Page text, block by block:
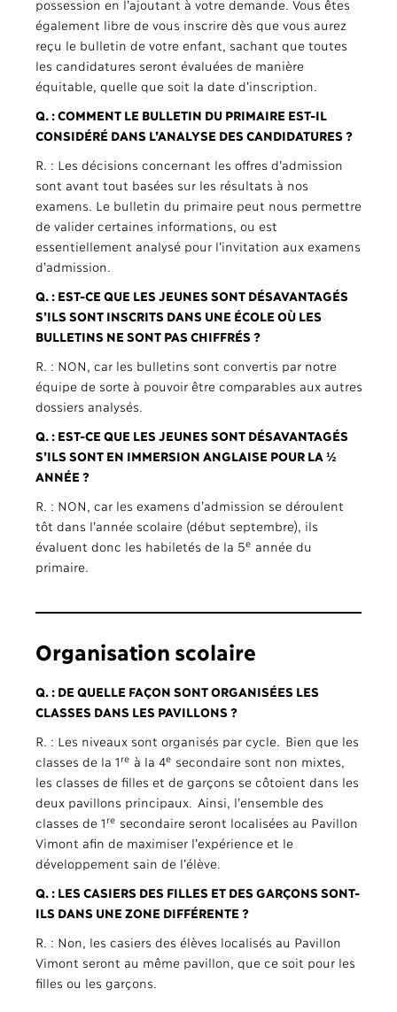
possession en l’ajoutant à votre demande. Vous êtes
également libre de vous inscrire dès que vous aurez
reçu le bulletin de votre enfant, sachant que toutes
les candidatures seront évaluées de manière
équitable, quelle que soit la date d’inscription.
Q. : COMMENT LE BULLETIN DU PRIMAIRE EST-IL
CONSIDÉRÉ DANS L’ANALYSE DES CANDIDATURES ?
R. : Les décisions concernant les offres d’admission
sont avant tout basées sur les résultats à nos
examens. Le bulletin du primaire peut nous permettre
de valider certaines informations, ou est
essentiellement analysé pour l’invitation aux examens
d’admission.
Q. : EST-CE QUE LES JEUNES SONT DÉSAVANTAGÉS
S’ILS SONT INSCRITS DANS UNE ÉCOLE OÙ LES
BULLETINS NE SONT PAS CHIFFRÉS ?
R. : NON, car les bulletins sont convertis par notre
équipe de sorte à pouvoir être comparables aux autres
dossiers analysés.
Q. : EST-CE QUE LES JEUNES SONT DÉSAVANTAGÉS
S’ILS SONT EN IMMERSION ANGLAISE POUR LA ½
ANNÉE ?
R. : NON, car les examens d’admission se déroulent
tôt dans l’année scolaire (début septembre), ils
évaluent donc les habiletés de la 5e année du
primaire.
Organisation scolaire
Q. : DE QUELLE FAÇON SONT ORGANISÉES LES
CLASSES DANS LES PAVILLONS ?
R. : Les niveaux sont organisés par cycle. Bien que les
classes de la 1 re à la 4e secondaire sont non mixtes,
les classes de filles et de garçons se côtoient dans les
deux pavillons principaux. Ainsi, l’ensemble des
classes de 1 re secondaire seront localisées au Pavillon
Vimont afin de maximiser l’expérience et le
développement sain de l’élève.
Q. : LES CASIERS DES FILLES ET DES GARÇONS SONT-
ILS DANS UNE ZONE DIFFÉRENTE ?
R. : Non, les casiers des élèves localisés au Pavillon
Vimont seront au même pavillon, que ce soit pour les
filles ou les garçons.